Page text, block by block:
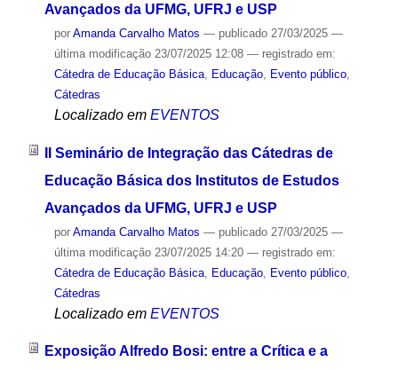
Avançados da UFMG, UFRJ e USP
por Amanda Carvalho Matos — publicado27/03/2025 —
última modificação23/07/2025 12:08 — registrado em:
Cátedra de Educação Básica, Educação, Evento público,
Cátedras
Localizado em EVENTOS
II Seminário de Integração das Cátedras de
Educação Básica dos Institutos de Estudos
Avançados da UFMG, UFRJ e USP
por Amanda Carvalho Matos — publicado27/03/2025 —
última modificação23/07/2025 14:20 — registrado em:
Cátedra de Educação Básica, Educação, Evento público,
Cátedras
Localizado em EVENTOS
Exposição Alfredo Bosi: entre a Crítica e a